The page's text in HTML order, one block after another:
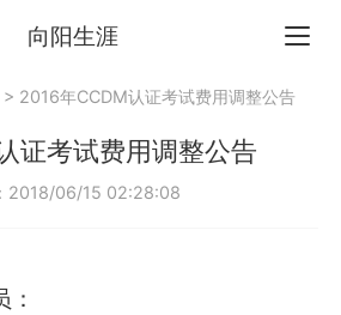
向阳生涯
> 2016年CCDM认证考试费用调整公告
证考试费用调整公告
2018/06/15 02:28:08